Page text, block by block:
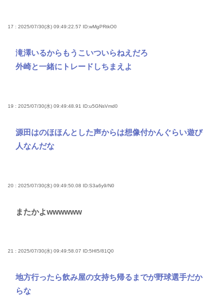
17 : 2025/07/30(水) 09:49:22.57 ID:wMgPRtkO0
滝澤いるからもうこいついらねえだろ
外崎と一緒にトレードしちまえよ
19 : 2025/07/30(水) 09:49:48.91 ID:u5GNsVmd0
源田はのほほんとした声からは想像付かんぐらい遊び
人なんだな
20 : 2025/07/30(水) 09:49:50.08 ID:S3a6y9/N0
またかよwwwwww
21 : 2025/07/30(水) 09:49:58.07 ID:5HI5/81Q0
地方行ったら飲み屋の女持ち帰るまでが野球選手だか
らな